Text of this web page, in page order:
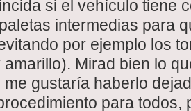
si el vehículo tiene
intermedias para
por ejemplo los
amarillo). Mirad bien lo
me gustaría haberlo
para todos,